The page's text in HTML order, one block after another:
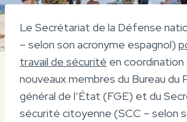
Le Secrétariat de la Défense
– selon son acronyme espagnol)
travail de sécurité en coordination
nouveaux membres du Bureau du
général de l’État (FGE) et du
sécurité citoyenne (SCC – selon